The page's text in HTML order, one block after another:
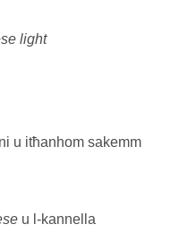
light
u itħanhom sakemm
u l-kannella